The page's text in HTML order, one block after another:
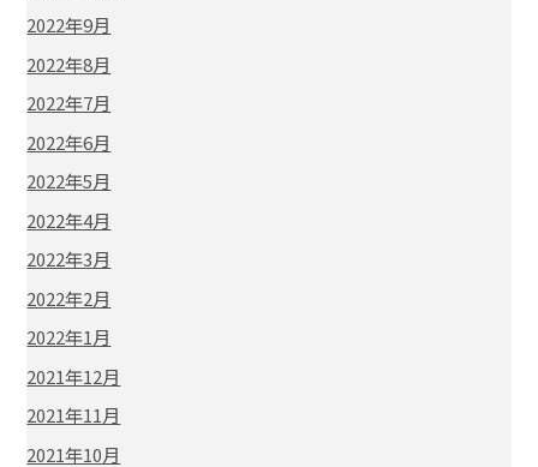
2022年9月
2022年8月
2022年7月
2022年6月
2022年5月
2022年4月
2022年3月
2022年2月
2022年1月
2021年12月
2021年11月
2021年10月